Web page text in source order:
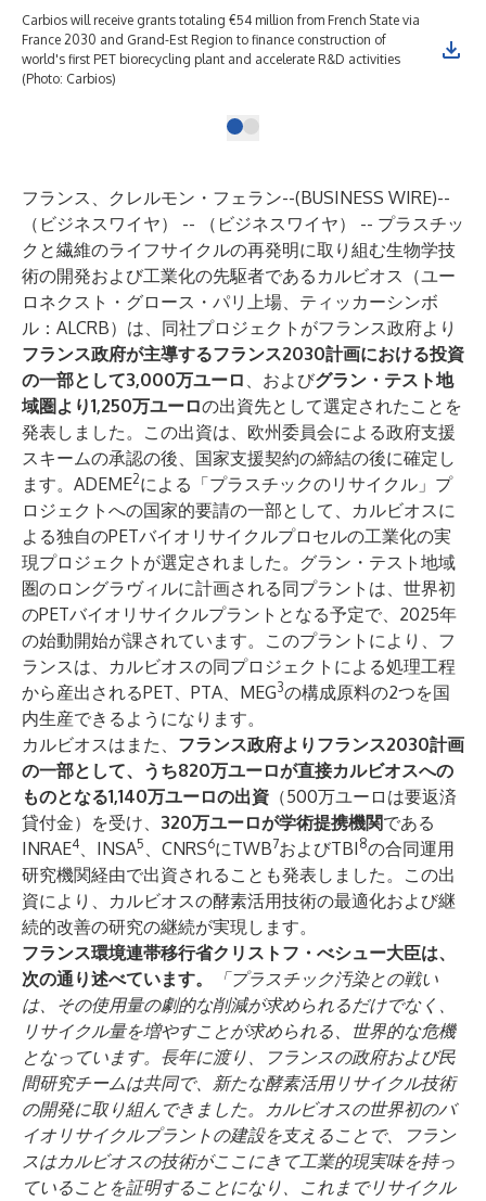
Carbios will receive grants totaling €54 million from French State via
France 2030 and Grand-Est Region to finance construction of
world's first PET biorecycling plant and accelerate R&D activities
(Photo: Carbios)
フランス、クレルモン・フェラン--(BUSINESS WIRE)--
（ビジネスワイヤ） -- （ビジネスワイヤ） -- プラスチッ
クと繊維のライフサイクルの再発明に取り組む生物学技
術の開発および工業化の先駆者であるカルビオス （ユー
ロネクスト・グロース・パリ上場、ティッカーシンボ
ル：ALCRB）は、同社プロジェクトがフランス政府より
フランス政府が主導するフランス2030計画における投資
の一部として3,000万ユーロ 、およびグラン・テスト地
域圏より1,250万ユーロの出資先として選定されたことを
発表しました。この出資は、欧州委員会による政府支援
スキームの承認の後、国家支援契約の締結の後に確定し
ます。ADEME2による「プラスチックのリサイクル」プ
ロジェクトへの国家的要請の一部として、カルビオスに
よる独自のPETバイオリサイクルプロセルの工業化の実
現プロジェクトが選定されました。グラン・テスト地域
圏のロングラヴィルに計画される同プラントは、世界初
のPETバイオリサイクルプラントとなる予定で、2025年
の始動開始が課されています。このプラントにより、フ
ランスは、カルビオスの同プロジェクトによる処理工程
から産出されるPET、PTA、MEG3の構成原料の2つを国
内生産できるようになります。
カルビオスはまた、 フランス政府よりフランス2030計画
の一部として、うち820万ユーロが直接カルビオスへの
ものとなる1,140万ユーロの出資 （500万ユーロは要返済
貸付金）を受け、 320万ユーロが学術提携機関である
INRAE4、INSA5 、CNRS6にTWB7およびTBI 8の合同運用
研究機関経由で出資されることも発表しました。この出
資により、カルビオスの酵素活用技術の最適化および継
続的改善の研究の継続が実現します。
フランス環境連帯移行省クリストフ・べシュー大臣は、
次の通り述べています。
「プラスチック汚染との戦い
は、その使用量の劇的な削減が求められるだけでなく、
リサイクル量を増やすことが求められる、世界的な危機
となっています。長年に渡り、フランスの政府および民
間研究チームは共同で、新たな酵素活用リサイクル技術
の開発に取り組んできました。カルビオスの世界初のバ
イオリサイクルプラントの建設を支えることで、フラン
スはカルビオスの技術がここにきて工業的現実味を持っ
ていることを証明することになり、これまでリサイクル